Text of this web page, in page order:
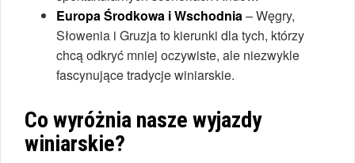
Europa Środkowa i Wschodnia– Węgry,
Słowenia i Gruzja to kierunki dla tych, którzy
chcą odkryć mniej oczywiste, ale niezwykle
fascynujące tradycje winiarskie.
Co wyróżnia nasze wyjazdy
winiarskie?